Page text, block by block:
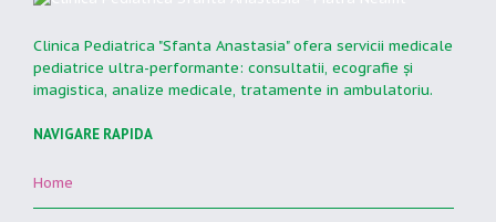
Clinica Pediatrica "Sfanta Anastasia" ofera servicii medicale
pediatrice ultra-performante: consultatii, ecografie şi
imagistica, analize medicale, tratamente in ambulatoriu.
NAVIGARE RAPIDA
Home